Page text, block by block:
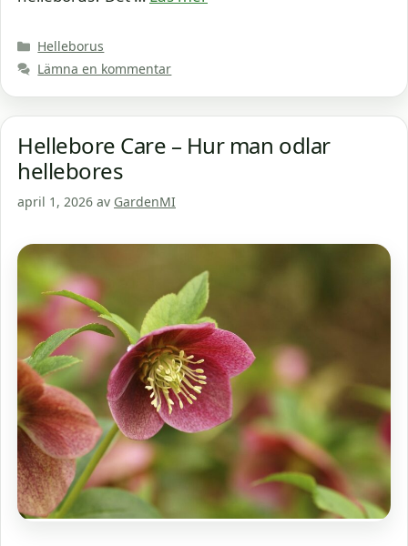
Kategorier
Helleborus
Lämna en kommentar
Hellebore Care – Hur man odlar
hellebores
april 1, 2026 av GardenMI